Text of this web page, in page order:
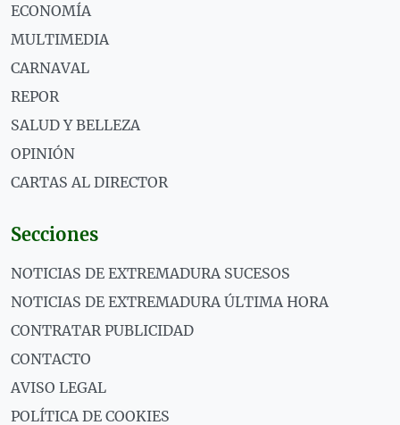
ECONOMÍA
MULTIMEDIA
CARNAVAL
REPOR
SALUD Y BELLEZA
OPINIÓN
CARTAS AL DIRECTOR
Secciones
NOTICIAS DE EXTREMADURA SUCESOS
NOTICIAS DE EXTREMADURA ÚLTIMA HORA
CONTRATAR PUBLICIDAD
CONTACTO
AVISO LEGAL
POLÍTICA DE COOKIES